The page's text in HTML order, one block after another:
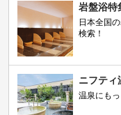
岩盤浴特
日本全国
検索！
ニフティ
温泉にも